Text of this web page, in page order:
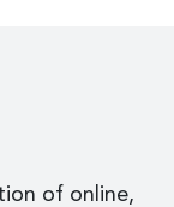
of online,